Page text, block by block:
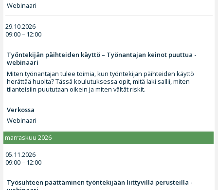
Webinaari
29.10.2026
09:00 – 12:00
Työntekijän päihteiden käyttö – Työnantajan keinot puuttua -
webinaari
Miten työnantajan tulee toimia, kun työntekijän päihteiden käyttö
herättää huolta? Tässä koulutuksessa opit, mitä laki sallii, miten
tilanteisiin puututaan oikein ja miten vältät riskit.
Verkossa
Webinaari
marraskuu 2026
05.11.2026
09:00 – 12:00
Työsuhteen päättäminen työntekijään liittyvillä perusteilla -